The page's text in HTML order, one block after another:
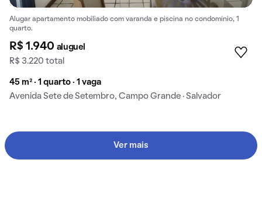
Alugar apartamento mobiliado com varanda e piscina no condomínio, 1
quarto.
R$ 1.940 aluguel
R$ 3.220 total
45 m² · 1 quarto · 1 vaga
Avenida Sete de Setembro, Campo Grande · Salvador
Ver mais